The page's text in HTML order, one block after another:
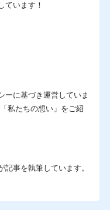
ています！
ーに基づき運営していま
私たちの想い」をご紹
事を執筆しています。